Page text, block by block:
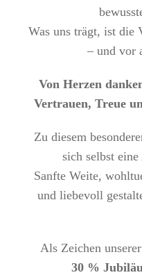
Was uns trägt, ist die
– und vor
Von Herzen
Vertrauen, Treue
Zu diesem
sich selbst
Sanfte Weite,
und liebevoll
Als Zeichen
30 %